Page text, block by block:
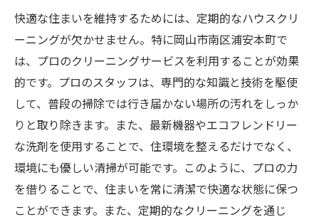
快適な住まいを維持するためには、定期的なハウスクリ
ーニングが欠かせません。特に岡山市南区浦安本町で
は、プロのクリーニングサービスを利用することが効果
的です。プロのスタッフは、専門的な知識と技術を駆使
して、普段の掃除では行き届かない場所の汚れをしっか
りと取り除きます。また、最新機器やエコフレンドリー
な洗剤を使用することで、住環境を整えるだけでなく、
環境にも優しい清掃が可能です。このように、プロの力
を借りることで、住まいを常に清潔で快適な状態に保つ
ことができます。また、定期的なクリーニングを通じ